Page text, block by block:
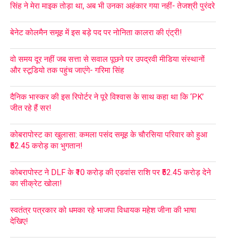
सिंह ने मेरा माइक तोड़ा था, अब भी उनका अहंकार गया नहीं- तेजश्री पुरंदरे
बेनेट कोलमैन समूह में इस बड़े पद पर नोनिता कालरा की एंट्री!
वो समय दूर नहीं जब सत्ता से सवाल पूछने पर उपद्रवी मीडिया संस्थानों
और स्टूडियो तक पहुंच जाएंगे- गरिमा सिंह
दैनिक भास्कर की इस रिपोर्टर ने पूरे विश्वास के साथ कहा था कि ‘PK’
जीत रहे हैं सर!
कोबरापोस्ट का खुलासा: कमला पसंद समूह के चौरसिया परिवार को हुआ
₹52.45 करोड़ का भुगतान!
कोबरापोस्ट ने DLF के ₹10 करोड़ की एडवांस राशि पर ₹52.45 करोड़ देने
का सीक्रेट खोला!
स्वतंत्र पत्रकार को धमका रहे भाजपा विधायक महेश जीना की भाषा
देखिए!